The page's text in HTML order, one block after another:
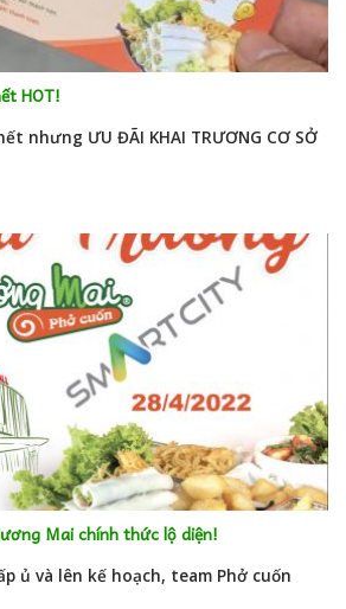
HOT!
nhưng ƯU ĐÃI KHAI TRƯƠNG CƠ SỞ
Mai chính thức lộ diện!
ủ và lên kế hoạch, team Phở cuốn